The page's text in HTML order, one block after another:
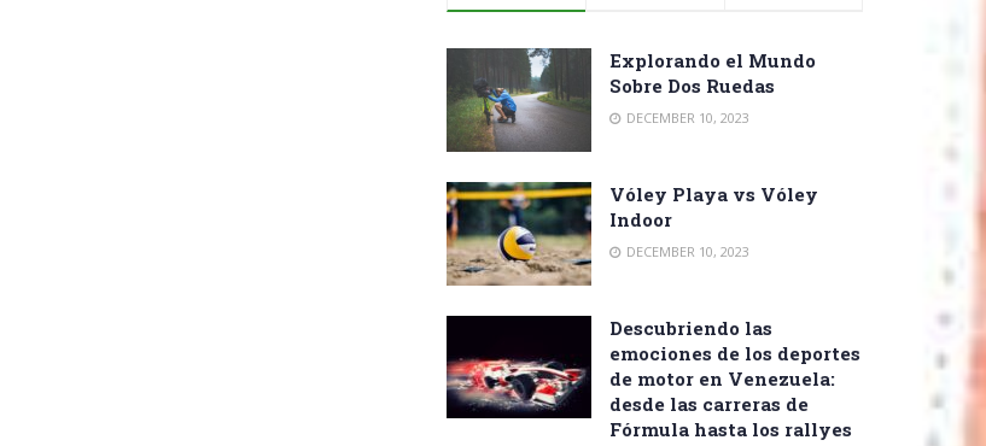
Explorando el Mundo
Sobre Dos Ruedas
DECEMBER 10, 2023
Vóley Playa vs Vóley
Indoor
DECEMBER 10, 2023
Descubriendo las
emociones de los deportes
de motor en Venezuela:
desde las carreras de
Fórmula hasta los rallyes